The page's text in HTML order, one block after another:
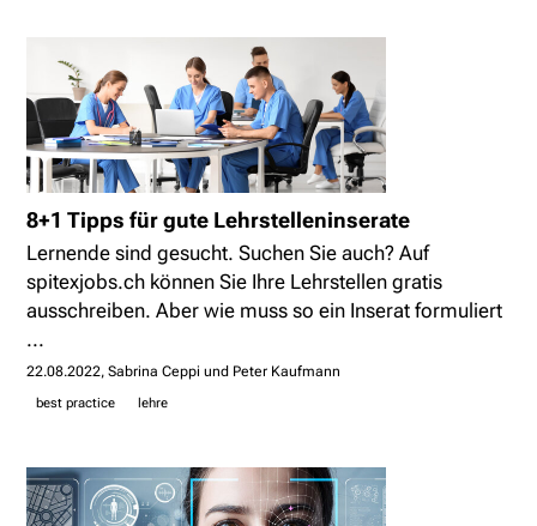
8+1 Tipps für gute Lehrstelleninserate
Lernende sind gesucht. Suchen Sie auch? Auf
spitexjobs.ch können Sie Ihre Lehrstellen gratis
ausschreiben. Aber wie muss so ein Inserat formuliert
...
22.08.2022 Sabrina Ceppi und Peter Kaufmann
best practice lehre